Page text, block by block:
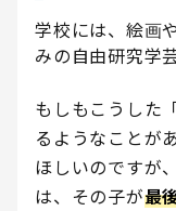
学校には、絵画
みの自由研究学
もしもこうした
るようなことが
ほしいのですが
は、その子が最